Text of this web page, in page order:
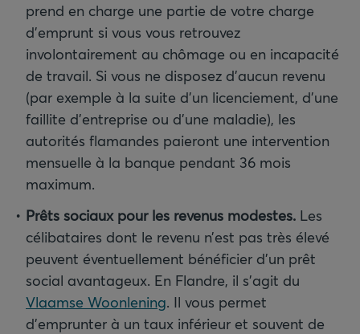
prend en charge une partie de votre charge
d’emprunt si vous vous retrouvez
involontairement au chômage ou en incapacité
de travail. Si vous ne disposez d’aucun revenu
(par exemple à la suite d’un licenciement, d’une
faillite d’entreprise ou d’une maladie), les
autorités flamandes paieront une intervention
mensuelle à la banque pendant 36 mois
maximum.
Prêts sociaux pour les revenus modestes. Les
célibataires dont le revenu n’est pas très élevé
peuvent éventuellement bénéficier d’un prêt
social avantageux. En Flandre, il s’agit du
Vlaamse Woonlening. Il vous permet
d’emprunter à un taux inférieur et souvent de